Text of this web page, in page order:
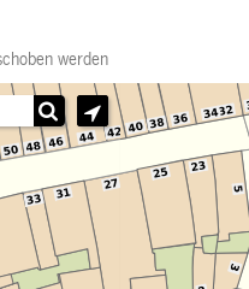
werden